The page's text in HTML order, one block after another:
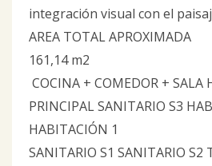
integración visual con el
AREA TOTAL APROXIMADA
161,14 m2
COCINA + COMEDOR + SALA
PRINCIPAL SANITARIO S3
HABITACIÓN 1
SANITARIO S1 SANITARIO S2